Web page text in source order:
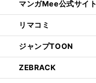
マンガMee公式サイト
リマコミ
ジャンプTOON
ZEBRACK